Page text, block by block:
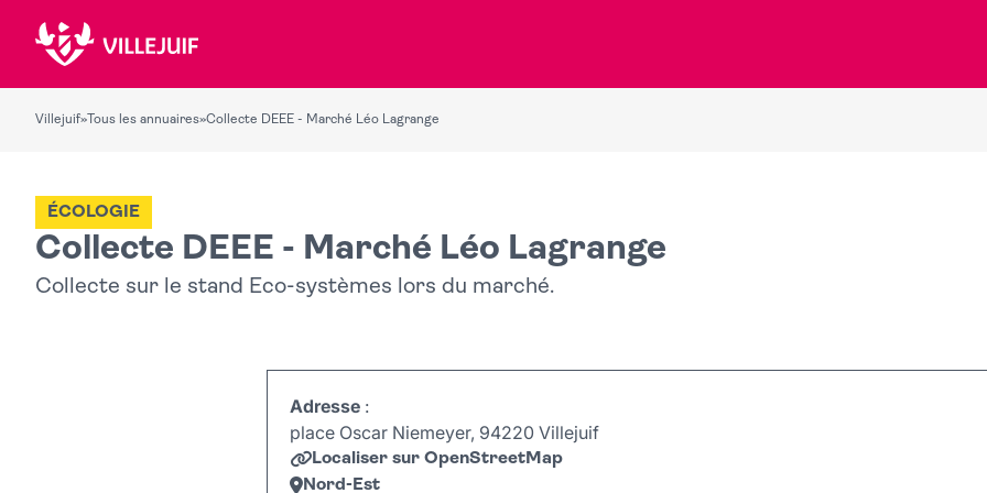
Villejuif» Tous les annuaires»Collecte DEEE - Marché Léo Lagrange
Collecte DEEE - Marché Léo Lagrange
ÉCOLOGIE
Collecte sur le stand Eco-systèmes lors du marché.
Adresse :
place Oscar Niemeyer, 94220 Villejuif
Localiser sur OpenStreetMap
Nord-Est